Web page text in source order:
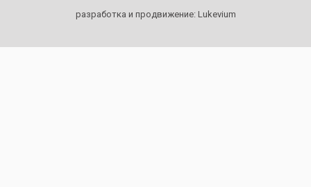
разработка и продвижение: Lukevium